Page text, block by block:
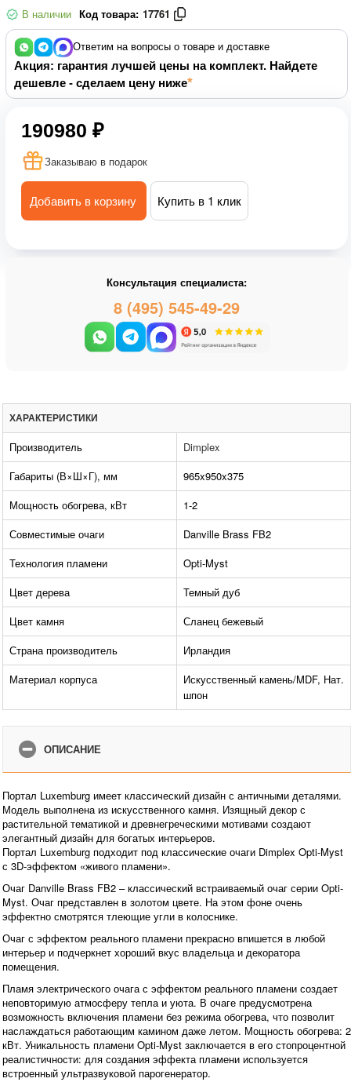
В наличии Код товара: 17761
Ответим на вопросы о товаре и доставке
Акция: гарантия лучшей цены на комплект. Найдете
дешевле - сделаем цену ниже
190980 ₽
Заказываю в подарок
Добавить в корзину Купить в 1 клик
Консультация специалиста:
8 (495) 545-49-29
ХАРАКТЕРИСТИКИ
Производитель
Dimplex
Габариты (В×Ш×Г), мм
965x950x375
Мощность обогрева, кВт
1-2
Совместимые очаги
Danville Brass FB2
Технология пламени
Opti-Myst
Цвет дерева
Темный дуб
Цвет камня
Сланец бежевый
Страна производитель
Ирландия
Материал корпуса
Искусственный камень/MDF, Нат.
шпон
ОПИСАНИЕ
Портал Luxemburg имеет классический дизайн с античными деталями.
Модель выполнена из искусственного камня. Изящный декор с
растительной тематикой и древнегреческими мотивами создают
элегантный дизайн для богатых интерьеров.
Портал Luxemburg подходит под классические очаги Dimplex Opti-Myst
с 3D-эффектом «живого пламени».
Очаг Danville Brass FB2 – классический встраиваемый очаг серии Opti-
Myst. Очаг представлен в золотом цвете. На этом фоне очень
эффектно смотрятся тлеющие угли в колоснике.
Очаг с эффектом реального пламени прекрасно впишется в любой
интерьер и подчеркнет хороший вкус владельца и декоратора
помещения.
Пламя электрического очага с эффектом реального пламени создает
неповторимую атмосферу тепла и уюта. В очаге предусмотрена
возможность включения пламени без режима обогрева, что позволит
наслаждаться работающим камином даже летом. Мощность обогрева: 2
кВт. Уникальность пламени Opti-Myst заключается в его стопроцентной
реалистичности: для создания эффекта пламени используется
встроенный ультразвуковой парогенератор.